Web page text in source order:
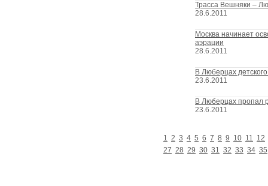
Трасса Вешняки –
28.6.2011
Москва начинает
аэрации
28.6.2011
В Люберцах
23.6.2011
В Люберцах пропал
23.6.2011
1 2 3 4 5 6 7 8 9 10 11 12
27 28 29 30 31 32 33 34 35